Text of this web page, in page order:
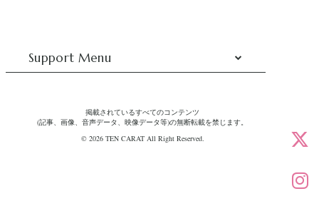
Support Menu
掲載されているすべてのコンテンツ
(記事、画像、音声データ、映像データ等)の無断転載を禁じます。
© 2026 TEN CARAT All Right Reserved.